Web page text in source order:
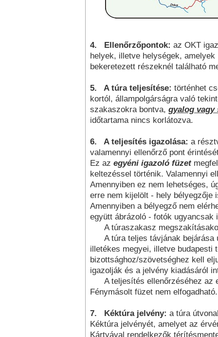
4. Ellenőrzőpontok: az OKT
helyek, illetve helységek,
bekeretezett részeknél található
5. A túra teljesítése: történhet
kortól, állampolgárságra való
szakaszokra bontva, gyalog vagy
időtartama nincs korlátozva.
6. A teljesítés igazolása: a
valamennyi ellenőrző pont
Ez az egyéni igazoló füzet
keltezéssel történik. Valamennyi
Amennyiben ez nem lehetséges,
erre nem kijelölt - hely bélyegzője
Amennyiben a bélyegző nem
együtt ábrázoló - fotók ugyancsak
A túraszakasz
A túra teljes távjának bejárása
illetékes megyei, illetve budapesti
bizottsághoz/szövetséghez kell
igazolják és a jelvény kiadásáról
A teljesítés ellenőrzéséhez az
Fénymásolt füzet nem elfogadható.
7. Kéktúra jelvény: a túra
Kéktúra jel­vényét, amelyet az
Kártyával rendelkezők